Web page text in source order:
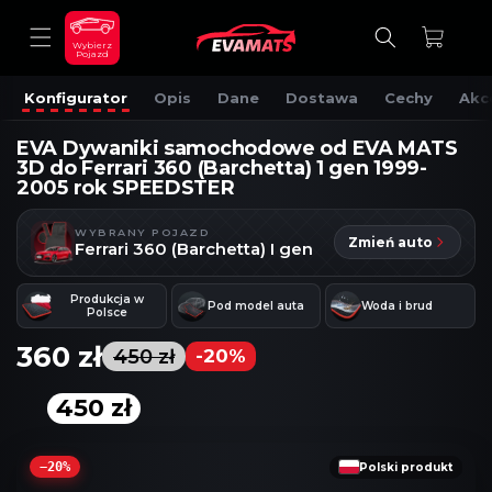
TREŚCI
Wybierz
Pojazd
Koszyk
Konfigurator Opis Dane Dostawa Cechy
EVA Dywaniki samochodowe od EVA MATS
3D do Ferrari 360 (Barchetta) 1 gen 1999-
2005 rok SPEEDSTER
WYBRANY POJAZD
Ferrari 360 (Barchetta) I gen Zmień auto
Produkcja w
Polsce
Pod model auta Woda i brud
360 zł 450 zł -20%
450 zł
−20% Polski produkt
ABY